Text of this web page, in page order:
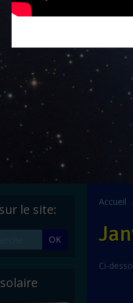
Accueil
Ci-
le site:
OK